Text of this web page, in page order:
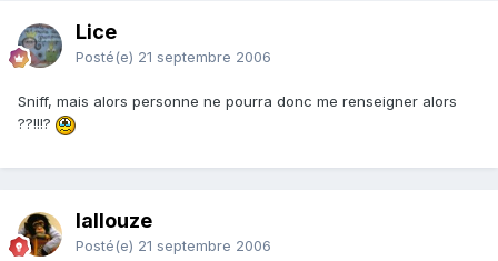
Lice
Posté(e) 21 septembre 2006
Sniff, mais alors personne ne pourra donc me renseigner alors
??!!!?
lallouze
Posté(e) 21 septembre 2006